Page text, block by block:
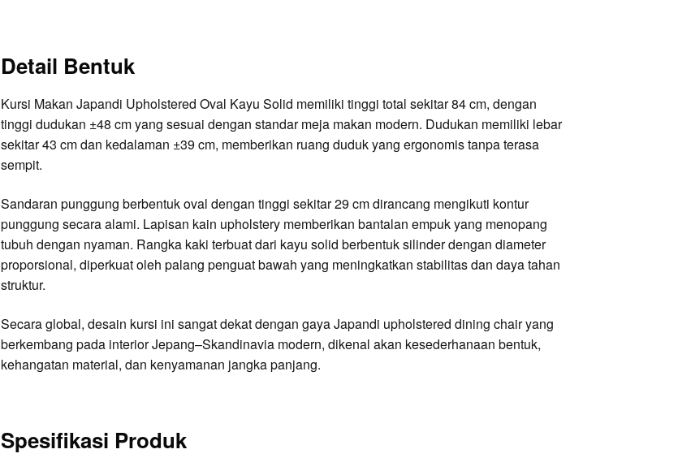
Detail Bentuk
Kursi Makan Japandi Upholstered Oval Kayu Solid memiliki tinggi total sekitar 84 cm, dengan
tinggi dudukan ±48 cm yang sesuai dengan standar meja makan modern. Dudukan memiliki lebar
sekitar 43 cm dan kedalaman ±39 cm, memberikan ruang duduk yang ergonomis tanpa terasa
sempit.
Sandaran punggung berbentuk oval dengan tinggi sekitar 29 cm dirancang mengikuti kontur
punggung secara alami. Lapisan kain upholstery memberikan bantalan empuk yang menopang
tubuh dengan nyaman. Rangka kaki terbuat dari kayu solid berbentuk silinder dengan diameter
proporsional, diperkuat oleh palang penguat bawah yang meningkatkan stabilitas dan daya tahan
struktur.
Secara global, desain kursi ini sangat dekat dengan gaya Japandi upholstered dining chair yang
berkembang pada interior Jepang–Skandinavia modern, dikenal akan kesederhanaan bentuk,
kehangatan material, dan kenyamanan jangka panjang.
Spesifikasi Produk